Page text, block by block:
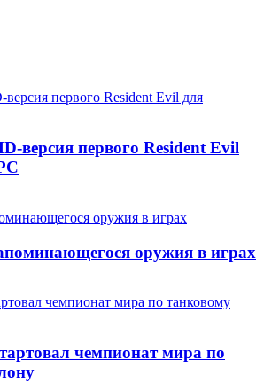
версия первого Resident Evil
оружия в играх
чемпионат мира по